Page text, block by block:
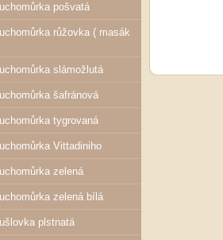
pošvatá
růžovka ( masák
slámožlutá
šafránová
tygrovaná
Vittadiniho
zelená
zelená bílá
plstnatá